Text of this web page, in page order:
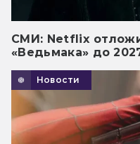
СМИ: Netflix
«Ведьмака» до
Новости